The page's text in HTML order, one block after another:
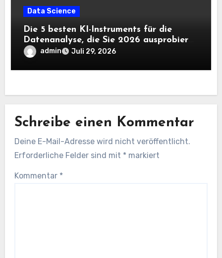
Data Science
Die 5 besten KI-Instruments für die
Datenanalyse, die Sie 2026 ausprobieren
solltenadmin Juli 29, 2026
Schreibe einen Kommentar
Deine E-Mail-Adresse wird nicht veröffentlicht.
Erforderliche Felder sind mit * markiert
Kommentar *